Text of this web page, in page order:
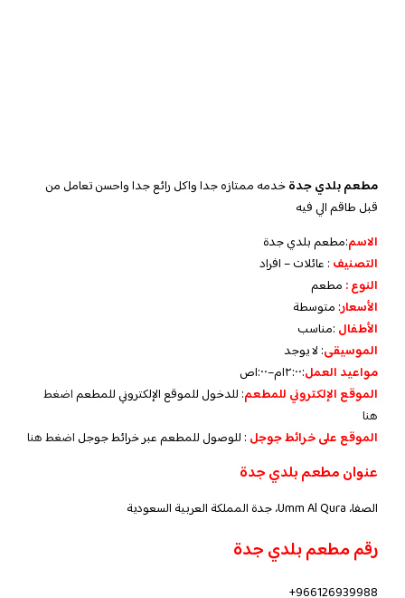
مطعم بلدي جدةخدمه ممتازه جدا واكل رائع جدا واحسن تعامل من
قبل طاقم الي فيه
الاسم:مطعم بلدي جدة
التصنيف : عائلات – افراد
النوع : مطعم
الأسعار: متوسطة
الأطفال :مناسب
الموسيقى: لا يوجد
مواعيد العمل:١٢:٠٠م–١:٠٠ص
الموقع الإلكتروني للمطعم: للدخول للموقع الإلكتروني للمطعماضغط
هنا
الموقع على خرائط جوجل : للوصول للمطعم عبر خرائط جوجل اضغط هنا
عنوان مطعم بلدي جدة
الصفا، Umm Al Qura، جدة المملكة العربية السعودية
رقم مطعم بلدي جدة
966126939988+